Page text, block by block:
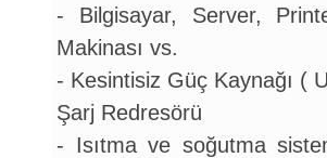
- Bilgisayar, Server,
Makinası vs.
- Kesintisiz Güç Kaynağı (
Şarj Redresörü
- Isıtma ve soğutma